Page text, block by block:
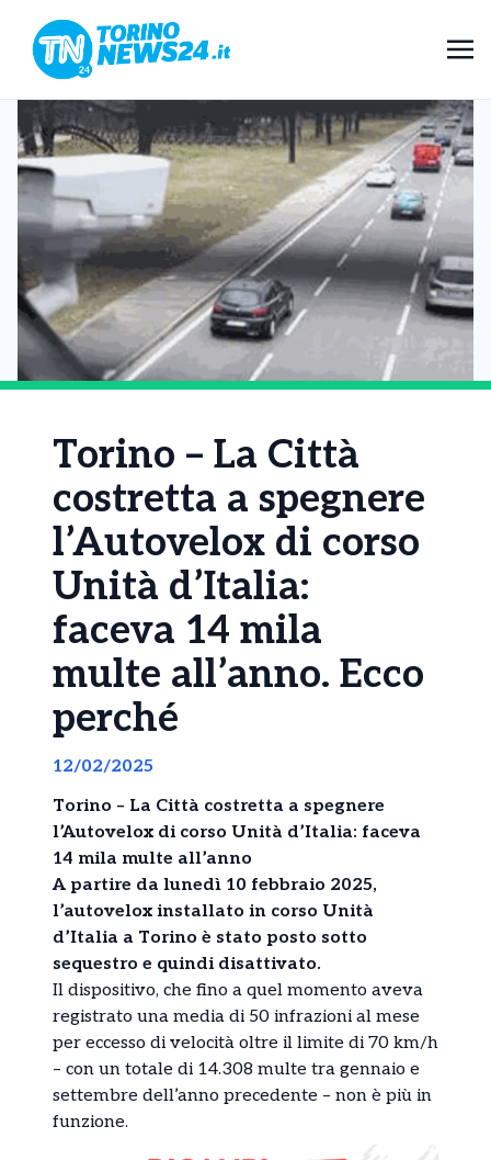
Torino – La Città
costretta a spegnere
l’Autovelox di corso
Unità d’Italia:
faceva 14 mila
multe all’anno. Ecco
perché
12/02/2025
Torino – La Città costretta a spegnere
l’Autovelox di corso Unità d’Italia: faceva
14 mila multe all’anno
A partire da lunedì 10 febbraio 2025,
l’autovelox installato in corso Unità
d’Italia a Torino è stato posto sotto
sequestro e quindi disattivato.
Il dispositivo, che fino a quel momento aveva
registrato una media di 50 infrazioni al mese
per eccesso di velocità oltre il limite di 70 km/h
– con un totale di 14.308 multe tra gennaio e
settembre dell’anno precedente – non è più in
funzione.